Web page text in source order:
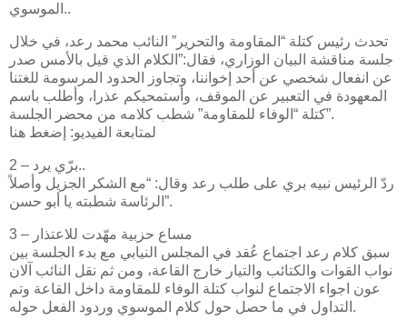
الموسوي..
تحدث رئيس كتلة “المقاومة والتحرير” النائب محمد رعد، في خلال
جلسة مناقشة البيان الوزاري، فقال:”الكلام الذي قيل بالأمس صدر
عن انفعال شخصي عن أحد إخواننا، وتجاوز الحدود المرسومة للغتنا
المعهودة في التعبير عن الموقف، وأستمحيكم عذرا، وأطلب باسم
كتلة “الوفاء للمقاومة” شطب كلامه من محضر الجلسة”.
لمتابعة الفيديو: إضغط هنا
2 – برّي يرد..
ردّ الرئيس نبيه بري على طلب رعد وقال: “مع الشكر الجزيل وأصلاً
الرئاسة شطبته يا أبو حسن”.
3 – مساع حزبية مهّدت للاعتذار
سبق كلام رعد اجتماع عُقد في المجلس النيابي مع بدء الجلسة بين
نواب القوات والكتائب والتيار خارج القاعة، ومن ثم نقل النائب آلان
عون اجواء الاجتماع لنواب كتلة الوفاء للمقاومة داخل القاعة وتم
التداول في ما حصل حول كلام الموسوي وردود الفعل حوله.